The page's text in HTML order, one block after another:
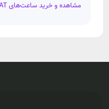
مشاهده و خرید ساعت‌های CAT